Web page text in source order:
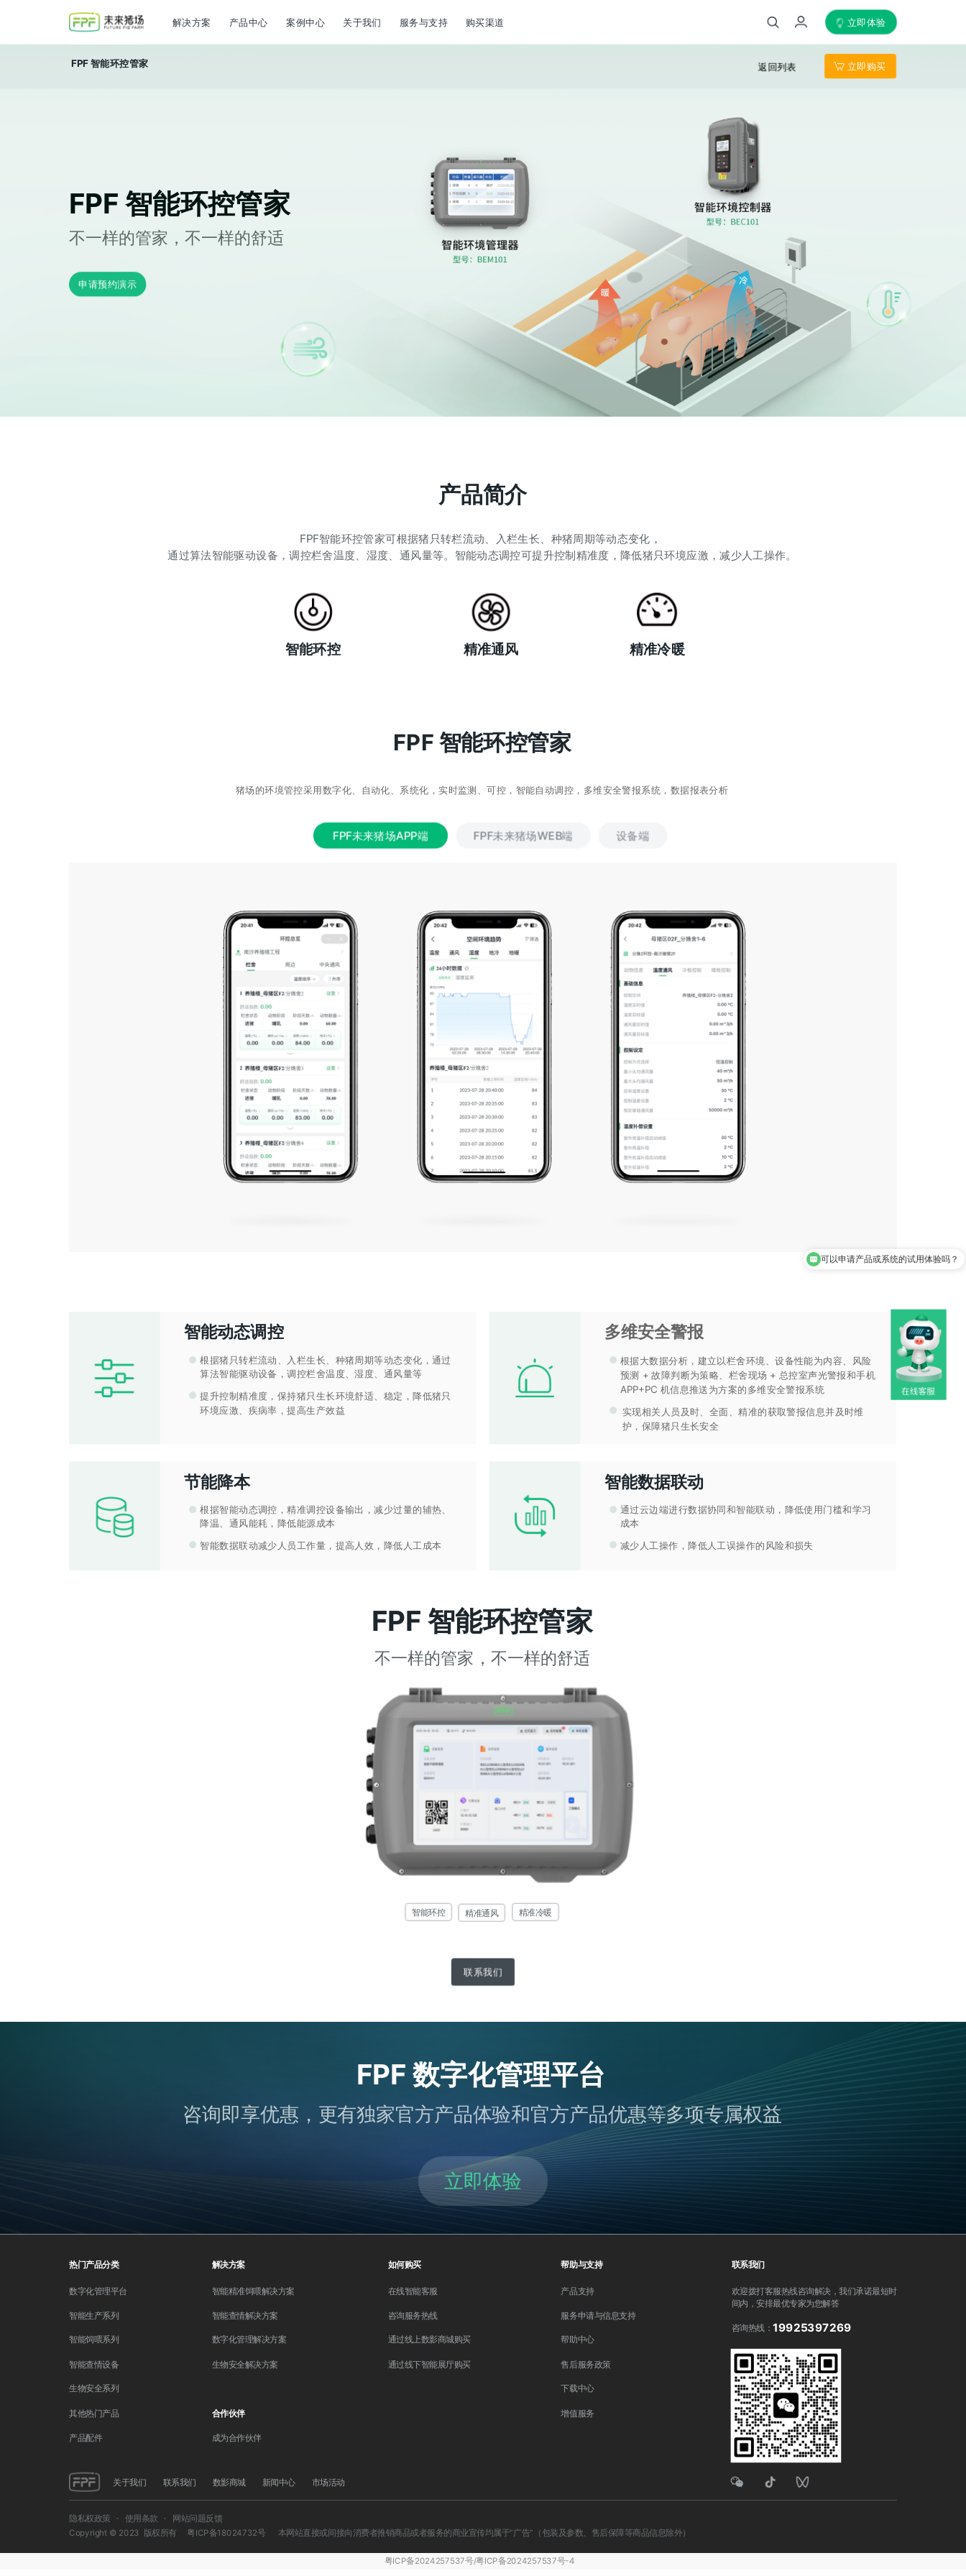
立即体验
解决方案 产品中心 案例中心 关于我们 服务与支持 购买渠道
立即购买
FPF 智能环控管家 返回列表
FPF 智能环控管家
不一样的管家，不一样的舒适
申请预约演示
产品简介
FPF智能环控管家可根据猪只转栏流动、入栏生长、种猪周期等动态变化，
通过算法智能驱动设备，调控栏舍温度、湿度、通风量等。智能动态调控可提升控制精准度，降低猪只环境应激，减少人工操作。
智能环控 精准通风 精准冷暖
FPF 智能环控管家
猪场的环境管控采用数字化、自动化、系统化，实时监测、可控，智能自动调控，多维安全警报系统，数据报表分析
FPF未来猪场APP端 FPF未来猪场WEB端 设备端
智能动态调控
根据猪只转栏流动、入栏生长、种猪周期等动态变化，通过
算法智能驱动设备，调控栏舍温度、湿度、通风量等
●
提升控制精准度，保持猪只生长环境舒适、稳定，降低猪只
环境应激、疾病率，提高生产效益
●
节能降本
根据智能动态调控，精准调控设备输出，减少过量的辅热、
降温、通风能耗，降低能源成本
●
智能数据联动减少人员工作量，提高人效，降低人工成本
●
多维安全警报
根据大数据分析，建立以栏舍环境、设备性能为内容、风险
预测 + 故障判断为策略、栏舍现场 + 总控室声光警报和手机
APP+PC 机信息推送为方案的多维安全警报系统
●
●
智能数据联动
通过云边端进行数据协同和智能联动，降低使用门槛和学习
成本
●
减少人工操作，降低人工误操作的风险和损失
●
实现相关人员及时、全面、精准的获取警报信息并及时维
护，保障猪只生长安全
FPF 智能环控管家
不一样的管家，不一样的舒适
联系我们
精准通风 精准冷暖
智能环控
FPF 数字化管理平台
咨询即享优惠，更有独家官方产品体验和官方产品优惠等多项专属权益
立即体验
热门产品分类 帮助与支持
如何购买 联系我们
解决方案
合作伙伴
数字化管理平台 产品支持
在线智能客服
欢迎拨打客服热线咨询解决，我们承诺最短时
间内，安排最优专家为您解答
智能精准饲喂解决方案
成为合作伙伴
智能生产系列 服务申请与信息支持
咨询服务热线
咨询热线：19925397269
智能查情解决方案
智能饲喂系列 帮助中心
通过线上数影商城购买
数字化管理解决方案
生物安全解决方案
智能查情设备
关于我们 联系我们
隐私权政策
Copyright © 2023 版权所有
粤ICP备18024732号本网站直接或间接向消费者推销商品或者服务的商业宣传均属于“广告”（包装及参数、售后保障等商品信息除外）
使用条款 网站问题反馈
数影商城 新闻中心 市场活动
售后服务政策
通过线下智能展厅购买
生物安全系列
其他热门产品
产品配件
下载中心
增值服务
粤ICP备2024257537号/粤ICP备2024257537号-4
可以申请产品或系统的试用体验吗？